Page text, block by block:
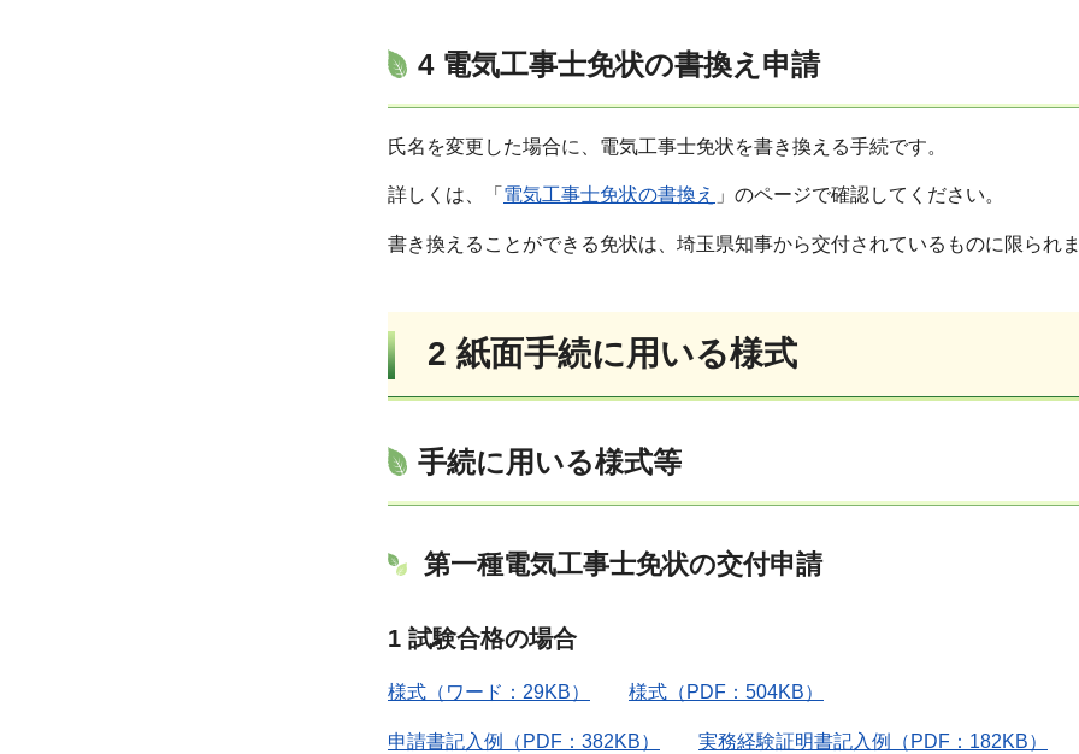
4 電気工事士免状の書換え申請
氏名を変更した場合に、電気工事士免状を書き換える手続です。
詳しくは、「 電気工事士免状の書換え 」のページで確認してください。
書き換えることができる免状は、埼玉県知事から交付されているものに限られ
2 紙面手続に用いる様式
手続に用いる様式等
第一種電気工事士免状の交付申請
1 試験合格の場合
様式（ワード：29KB） 様式（PDF：504KB）
申請書記入例（PDF：382KB） 実務経験証明書記入例（PDF：182KB）